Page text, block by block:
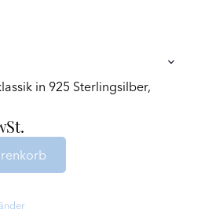
in 925 Sterlingsilber,